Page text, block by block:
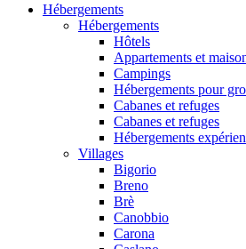
Hébergements
Hébergements
Hôtels
Appartements et
Campings
Hébergements pour
Cabanes et refuges
Cabanes et refuges
Hébergements
Villages
Bigorio
Breno
Brè
Canobbio
Carona